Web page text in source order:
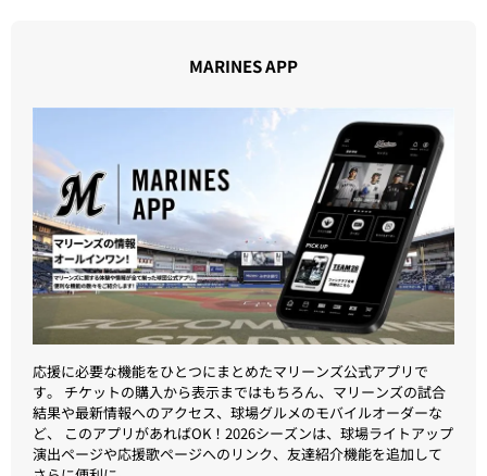
MARINES APP
応援に必要な機能をひとつにまとめたマリーンズ公式アプリで
す。 チケットの購入から表示まではもちろん、マリーンズの試合
結果や最新情報へのアクセス、球場グルメのモバイルオーダーな
ど、 このアプリがあればOK！2026シーズンは、球場ライトアップ
演出ページや応援歌ページへのリンク、友達紹介機能を追加して